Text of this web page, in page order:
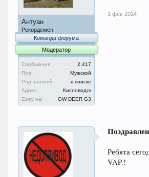
Антуан
Рекордсмен
Команда форума
Модератор
Сообщения:
2.417
Пол:
Мужской
Род занятий:
в поиске
Адрес:
Кисловодск
Езжу на:
GW DEER G3
1 фев 2014
Ребята
VAP.!